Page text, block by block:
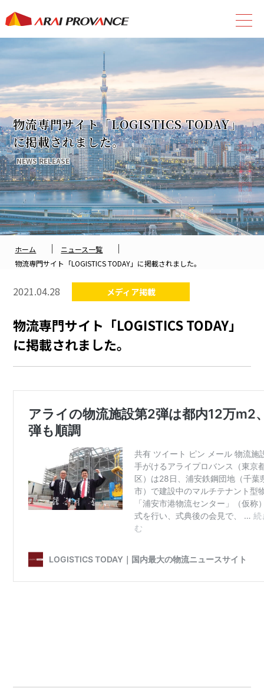
物流専門サイト「LOGISTICS TODAY」
に掲載されました。
NEWS RELEASE
ホーム ｜ ニュース一覧 ｜
物流専門サイト「LOGISTICS TODAY」に掲載されました。
2021.04.28 メディア掲載
物流専門サイト「LOGISTICS TODAY」
に掲載されました。